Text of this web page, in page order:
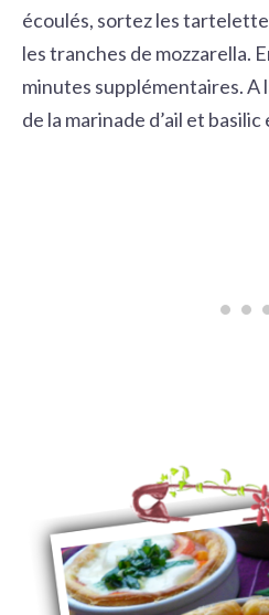
écoulés, sortez les
les tranches de mozzarella.
minutes supplémentaires. A
de la marinade d’ail et